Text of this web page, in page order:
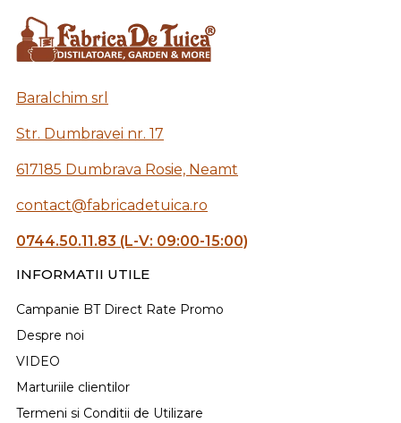
Baralchim srl
Str. Dumbravei nr. 17
617185 Dumbrava Rosie, Neamt
contact@fabricadetuica.ro
0744.50.11.83 (L-V: 09:00-15:00)
INFORMATII UTILE
Campanie BT Direct Rate Promo
Despre noi
VIDEO
Marturiile clientilor
Termeni si Conditii de Utilizare